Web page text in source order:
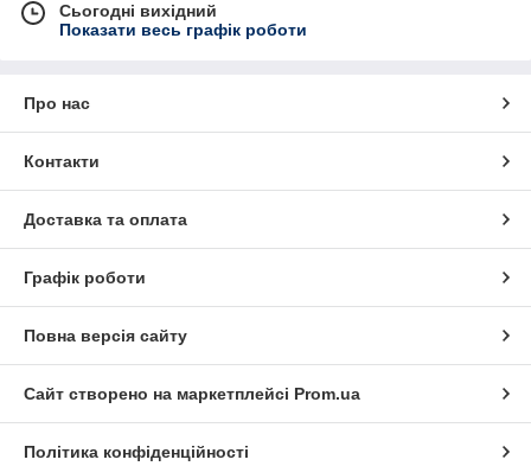
Сьогодні вихідний
Показати весь графік роботи
Про нас
Контакти
Доставка та оплата
Графік роботи
Повна версія сайту
Сайт створено на маркетплейсі Prom.ua
Політика конфіденційності